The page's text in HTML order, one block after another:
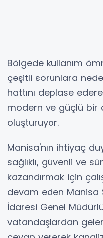
Bölgede kullanım
çeşitli sorunlara
hattını deplase
modern ve güçlü bir
oluşturuyor.
Manisa'nın ihtiyaç
sağlıklı, güvenli ve
kazandırmak için
devam eden Manisa
İdaresi Genel
vatandaşlardan